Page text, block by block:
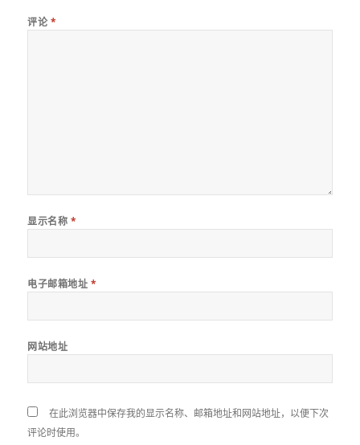
评论 *
显示名称 *
电子邮箱地址 *
网站地址
在此浏览器中保存我的显示名称、邮箱地址和网站地址，以便下次
评论时使用。